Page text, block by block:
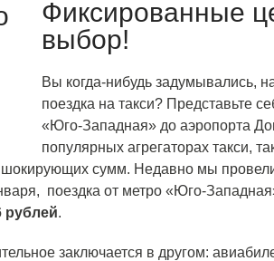
Фиксированные
выбор!
Вы когда-нибудь задумывались,
поездка на такси? Представьте
«Юго-Западная» до аэропорта
популярных агрегаторах такси,
шокирующих сумм. Недавно мы
поездка от метро «Юго-
рублей.
заключается в другом: